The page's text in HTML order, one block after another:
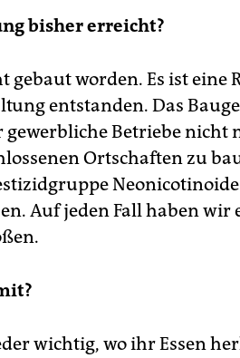
bisher erreicht?
gebaut worden. Es ist eine
entstanden. Das
gewerbliche Betriebe nicht
Ortschaften zu
Auf jeden Fall haben wir
wichtig, wo ihr Essen